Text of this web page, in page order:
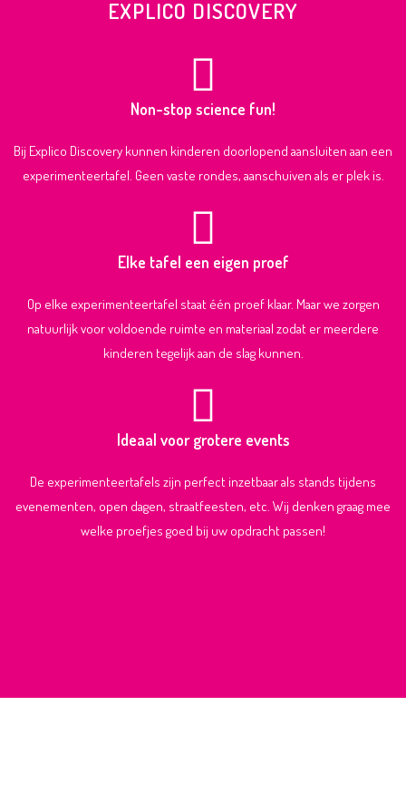
EXPLICO DISCOVERY
Non-stop science fun!
Bij Explico Discovery kunnen kinderen doorlopend aansluiten aan een
experimenteertafel. Geen vaste rondes, aanschuiven als er plek is.
Elke tafel een eigen proef
Op elke experimenteertafel staat één proef klaar. Maar we zorgen
natuurlijk voor voldoende ruimte en materiaal zodat er meerdere
kinderen tegelijk aan de slag kunnen.
Ideaal voor grotere events
De experimenteertafels zijn perfect inzetbaar als stands tijdens
evenementen, open dagen, straatfeesten, etc. Wij denken graag mee
welke proefjes goed bij uw opdracht passen!